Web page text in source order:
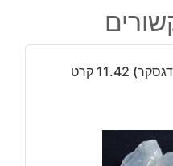
מלוטש
16.35
קרט